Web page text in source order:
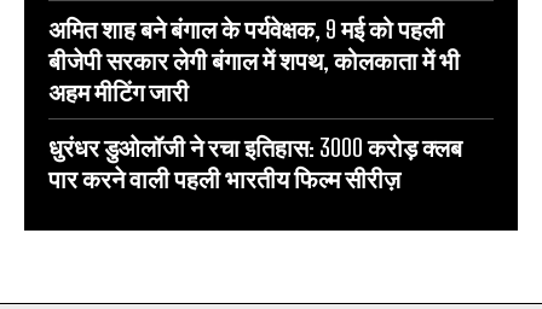
अमित शाह बने बंगाल के पर्यवेक्षक, 9 मई को पहली
बीजेपी सरकार लेगी बंगाल में शपथ, कोलकाता में भी
अहम मीटिंग जारी
धुरंधर डुओलॉजी ने रचा इतिहास: 3000 करोड़ क्लब
पार करने वाली पहली भारतीय फिल्म सीरीज़